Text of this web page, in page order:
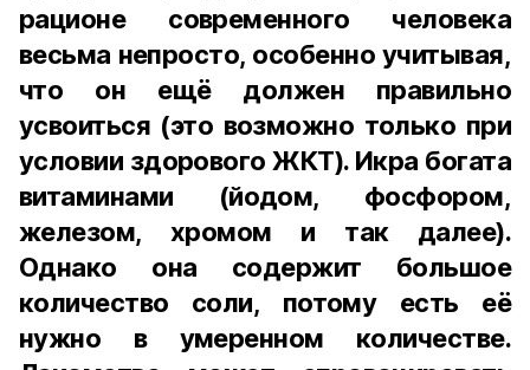
рационе современного человека
весьма непросто, особенно учитывая,
что он ещё должен правильно
усвоиться (это возможно только при
условии здорового ЖКТ). Икра богата
витаминами (йодом, фосфором,
железом, хромом и так далее).
Однако она содержит большое
количество соли, потому есть её
нужно в умеренном количестве.